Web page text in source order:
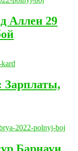
Аллен 29
Зарплаты,